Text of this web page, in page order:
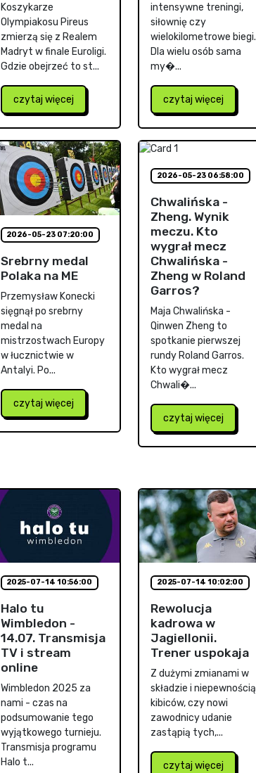
Koszykarze
Olympiakosu Pireus
zmierzą się z Realem
Madryt w finale Euroligi.
Gdzie obejrzeć to st...
czytaj więcej
intensywne treningi,
siłownię czy
wielokilometrowe biegi.
Dla wielu osób sama
my�...
czytaj więcej
2026-05-23 07:20:00
Srebrny medal
Polaka na ME
Przemysław Konecki
sięgnął po srebrny
medal na
mistrzostwach Europy
w łucznictwie w
Antalyi. Po...
czytaj więcej
2026-05-23 06:58:00
Chwalińska -
Zheng. Wynik
meczu. Kto
wygrał mecz
Chwalińska -
Zheng w Roland
Garros?
Maja Chwalińska -
Qinwen Zheng to
spotkanie pierwszej
rundy Roland Garros.
Kto wygrał mecz
Chwali�...
czytaj więcej
2025-07-14 10:56:00
Halo tu
Wimbledon -
14.07. Transmisja
TV i stream
online
Wimbledon 2025 za
nami - czas na
podsumowanie tego
wyjątkowego turnieju.
Transmisja programu
Halo t...
2025-07-14 10:02:00
Rewolucja
kadrowa w
Jagiellonii.
Trener uspokaja
Z dużymi zmianami w
składzie i niepewnością
kibiców, czy nowi
zawodnicy udanie
zastąpią tych,...
czytaj więcej